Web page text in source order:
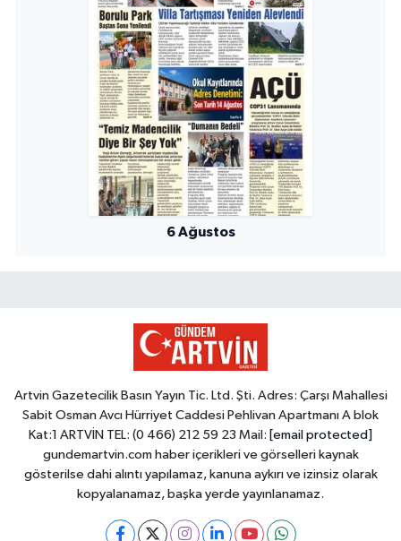
6 Ağustos
Artvin Gazetecilik Basın Yayın Tic. Ltd. Şti. Adres: Çarşı Mahallesi
Sabit Osman Avcı Hürriyet Caddesi Pehlivan Apartmanı A blok
Kat:1 ARTVİN TEL: (0 466) 212 59 23 Mail: [email protected]
gundemartvin.com haber içerikleri ve görselleri kaynak
gösterilse dahi alıntı yapılamaz, kanuna aykırı ve izinsiz olarak
kopyalanamaz, başka yerde yayınlanamaz.